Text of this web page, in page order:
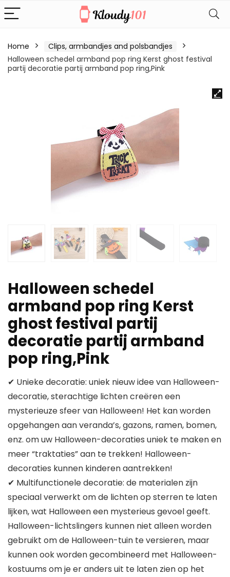
Home
Clips, armbandjes and polsbandjes
Halloween schedel armband pop ring Kerst ghost festival
partij decoratie partij armband pop ring,Pink
Halloween schedel
armband pop ring Kerst
ghost festival partij
decoratie partij armband
pop ring,Pink
✔ Unieke decoratie: uniek nieuw idee van Halloween-
decoratie, sterachtige lichten creëren een
mysterieuze sfeer van Halloween! Het kan worden
opgehangen aan veranda’s, gazons, ramen, bomen,
enz. om uw Halloween-decoraties uniek te maken en
meer “traktaties” aan te trekken! Halloween-
decoraties kunnen kinderen aantrekken!
✔ Multifunctionele decoratie: de materialen zijn
speciaal verwerkt om de lichten op sterren te laten
lijken, wat Halloween een mysterieus gevoel geeft.
Halloween-lichtslingers kunnen niet alleen worden
gebruikt om de Halloween-tuin te versieren, maar
kunnen ook worden gecombineerd met Halloween-
kostuums om je er anders uit te laten zien op het